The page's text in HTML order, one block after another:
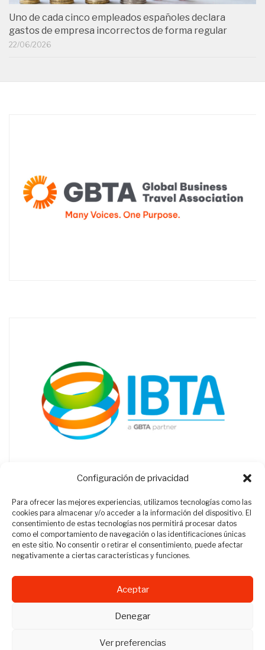
Configuración de privacidad
Para ofrecer las mejores experiencias, utilizamos tecnologías como las
cookies para almacenar y/o acceder a la información del dispositivo. El
consentimiento de estas tecnologías nos permitirá procesar datos
como el comportamiento de navegación o las identificaciones únicas
en este sitio. No consentir o retirar el consentimiento, puede afectar
negativamente a ciertas características y funciones.
Aceptar
Denegar
Ver preferencias
Uno de cada cinco empleados españoles declara
gastos de empresa incorrectos de forma regular
22/06/2026
Revista Travel Manager © 2012 - 2026
Todos los derechos reservados.